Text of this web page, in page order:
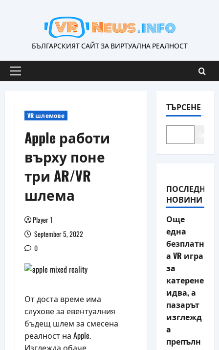
БЪЛГАРСКИЯТ САЙТ ЗА ВИРТУАЛНА РЕАЛНОСТ
Primary
VR шлемове
Apple работи
върху поне
три AR/VR
шлема
Player 1
September 5, 2022
0
От доста време има
слухове за евентуалния
бъдещ шлем за смесена
реалност на Apple.
Изглежда обаче
ТЪРСЕНЕ
ПОСЛЕДНИ
НОВИНИ
Още
една
безплатн
а VR игра
за
катерене
идва, а
пазарът
изглежд
а
препълн